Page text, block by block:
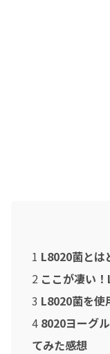
2020年3月
2020年1月
2019年12月
2019年4月
1 L8020菌とは
2 ここが凄い
3 L8020菌を使
4 8020ヨーグ
てみた感想